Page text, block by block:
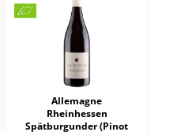
Allemagne
Rheinhessen
Spätburgunder (Pinot